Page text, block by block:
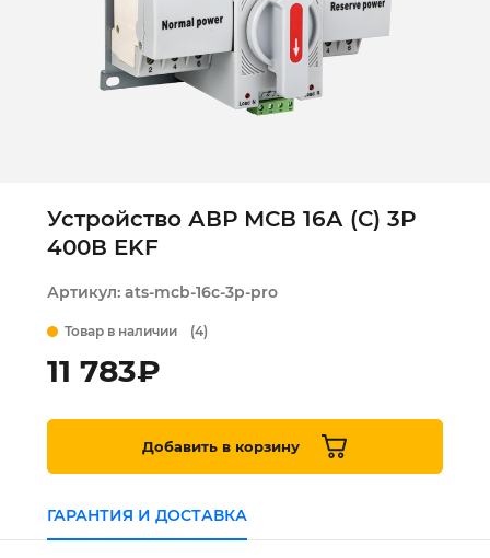
Устройство АВР МСВ 16А (С) 3Р
400В EKF
Артикул: ats-mcb-16c-3p-pro
Товар в наличии (4)
11 783₽
Добавить в корзину
ГАРАНТИЯ И ДОСТАВКА